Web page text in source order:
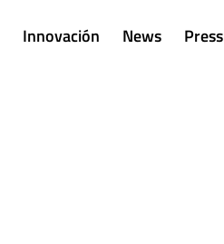
Innovación News Press